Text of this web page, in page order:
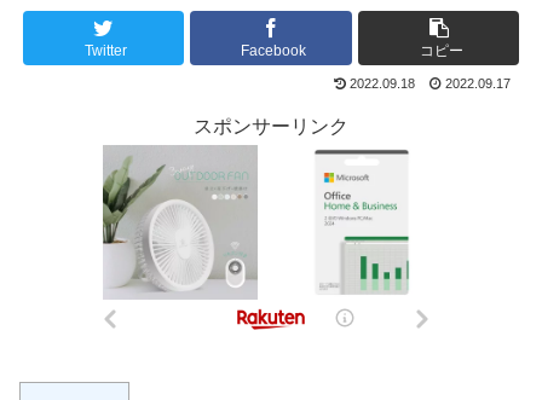
Twitter Facebook コピー
2022.09.18 2022.09.17
スポンサーリンク